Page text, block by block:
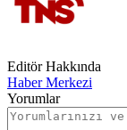
Editör Hakkında
Haber Merkezi
Yorumlar